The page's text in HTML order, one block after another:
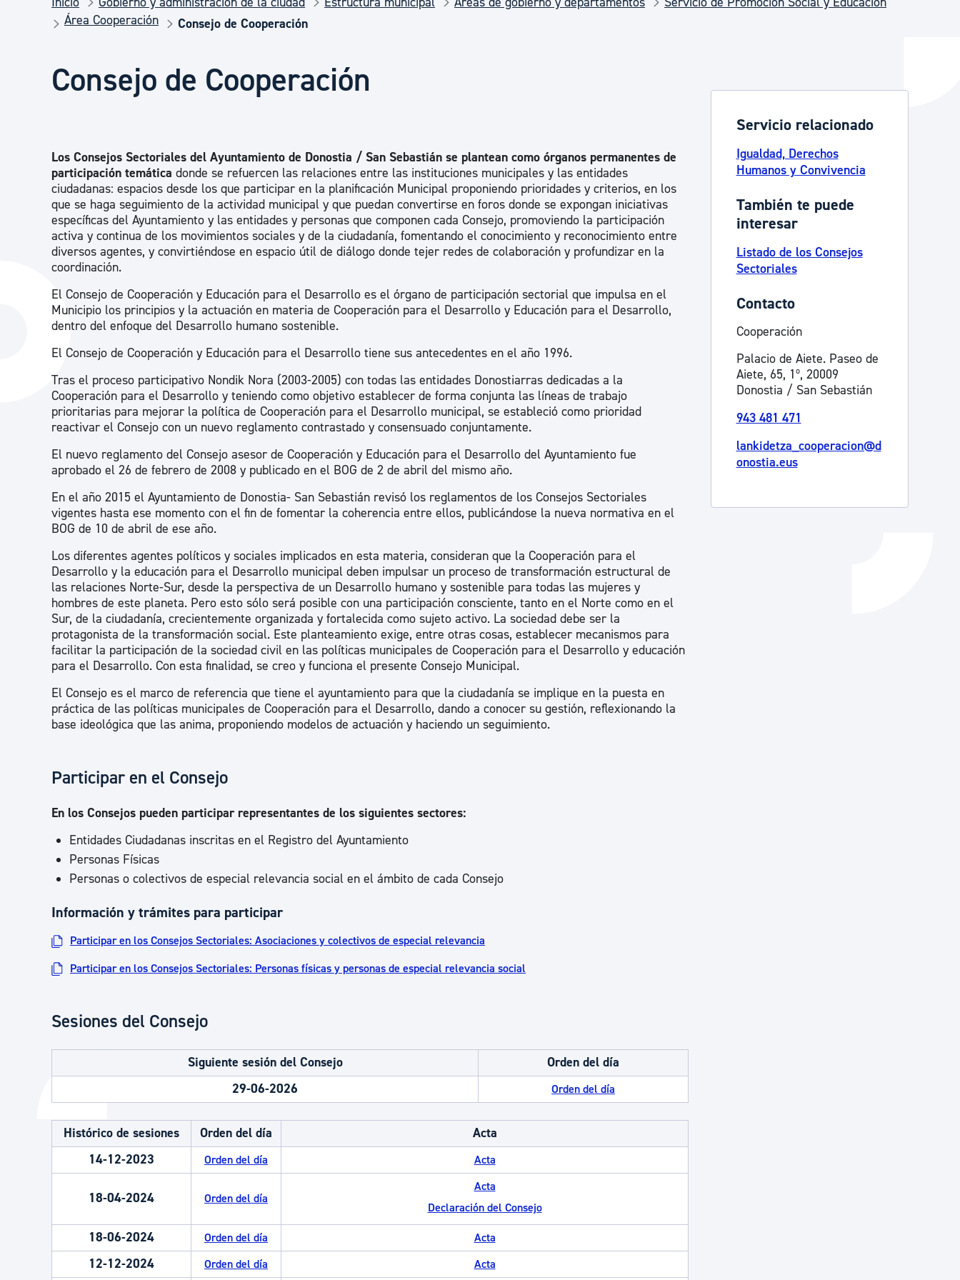
Participación ciudadana y asociacionismo Cultura
Deporte Turismo
La ciudad
La ciudad ahora
Descubre la ciudad
La ciudad futura
Actualidad
Noticias
Avisos
Agenda cultural
Tablón de anuncios oficiales
Calendario fiscal
Portal de transparencia
Ayuda a la tramitación
Área Cooperación
Consejo de Cooperación
Consejo de Cooperación
Los Consejos Sectoriales del Ayuntamiento de Donostia / San Sebastián se plantean como órganos permanentes de
participación temática donde se refuercen las relaciones entre las instituciones municipales y las entidades
ciudadanas: espacios desde los que participar en la planificación Municipal proponiendo prioridades y criterios, en los
que se haga seguimiento de la actividad municipal y que puedan convertirse en foros donde se expongan iniciativas
específicas del Ayuntamiento y las entidades y personas que componen cada Consejo, promoviendo la participación
activa y continua de los movimientos sociales y de la ciudadanía, fomentando el conocimiento y reconocimiento entre
diversos agentes, y convirtiéndose en espacio útil de diálogo donde tejer redes de colaboración y profundizar en la
coordinación.
El Consejo de Cooperación y Educación para el Desarrollo es el órgano de participación sectorial que impulsa en el
Municipio los principios y la actuación en materia de Cooperación para el Desarrollo y Educación para el Desarrollo,
dentro del enfoque del Desarrollo humano sostenible.
El Consejo de Cooperación y Educación para el Desarrollo tiene sus antecedentes en el año 1996.
Tras el proceso participativo Nondik Nora (2003-2005) con todas las entidades Donostiarras dedicadas a la
Cooperación para el Desarrollo y teniendo como objetivo establecer de forma conjunta las líneas de trabajo
prioritarias para mejorar la política de Cooperación para el Desarrollo municipal, se estableció como prioridad
reactivar el Consejo con un nuevo reglamento contrastado y consensuado conjuntamente.
El nuevo reglamento del Consejo asesor de Cooperación y Educación para el Desarrollo del Ayuntamiento fue
aprobado el 26 de febrero de 2008 y publicado en el BOG de 2 de abril del mismo año.
En el año 2015 el Ayuntamiento de Donostia- San Sebastián revisó los reglamentos de los Consejos Sectoriales
vigentes hasta ese momento con el fin de fomentar la coherencia entre ellos, publicándose la nueva normativa en el
BOG de 10 de abril de ese año.
Los diferentes agentes políticos y sociales implicados en esta materia, consideran que la Cooperación para el
Desarrollo y la educación para el Desarrollo municipal deben impulsar un proceso de transformación estructural de
las relaciones Norte-Sur, desde la perspectiva de un Desarrollo humano y sostenible para todas las mujeres y
hombres de este planeta. Pero esto sólo será posible con una participación consciente, tanto en el Norte como en el
Sur, de la ciudadanía, crecientemente organizada y fortalecida como sujeto activo. La sociedad debe ser la
protagonista de la transformación social. Este planteamiento exige, entre otras cosas, establecer mecanismos para
facilitar la participación de la sociedad civil en las políticas municipales de Cooperación para el Desarrollo y educación
para el Desarrollo. Con esta finalidad, se creo y funciona el presente Consejo Municipal.
El Consejo es el marco de referencia que tiene el ayuntamiento para que la ciudadanía se implique en la puesta en
práctica de las políticas municipales de Cooperación para el Desarrollo, dando a conocer su gestión, reflexionando la
base ideológica que las anima, proponiendo modelos de actuación y haciendo un seguimiento.
Participar en el Consejo
En los Consejos pueden participar representantes de los siguientes sectores:
Entidades Ciudadanas inscritas en el Registro del Ayuntamiento
Personas Físicas
Personas o colectivos de especial relevancia social en el ámbito de cada Consejo
Información y trámites para participar
Participar en los Consejos Sectoriales: Asociaciones y colectivos de especial relevancia
Participar en los Consejos Sectoriales: Personas físicas y personas de especial relevancia social
Sesiones del Consejo
Siguiente sesión del Consejo
Orden del día
29-06-2026
Orden del día
Histórico de sesiones Orden del día
Acta
14-12-2023
Orden del día Acta
18-04-2024 Orden del día
Acta
Declaración del Consejo
18-06-2024 Orden del día Acta
12-12-2024 Orden del día Acta
Servicio relacionado
Igualdad, Derechos
Humanos y Convivencia
También te puede
interesar
Listado de los Consejos
Sectoriales
Contacto
Cooperación
Palacio de Aiete. Paseo de
Aiete, 65, 1º, 20009
Donostia / San Sebastián
943 481 471
lankidetza_cooperacion@d
onostia.eus